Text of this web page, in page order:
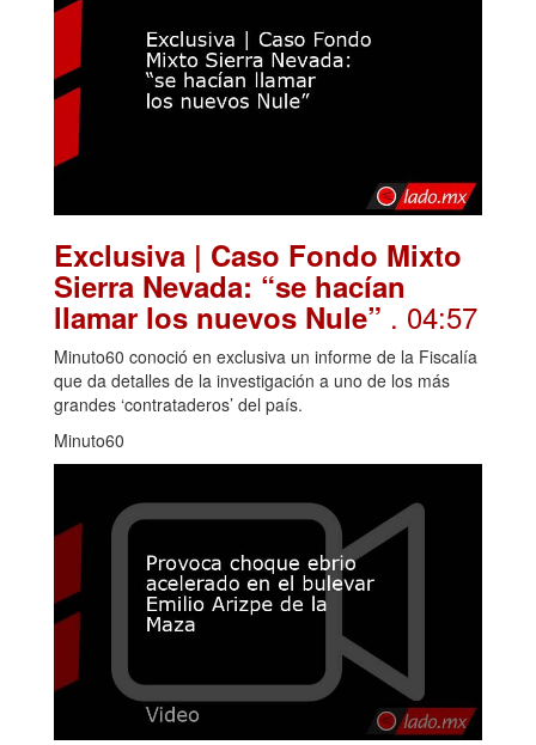
Exclusiva | Caso Fondo Mixto
Sierra Nevada: “se hacían
llamar los nuevos Nule” . 04:57
Minuto60 conoció en exclusiva un informe de la Fiscalía
que da detalles de la investigación a uno de los más
grandes ‘contrataderos’ del país.
Minuto60